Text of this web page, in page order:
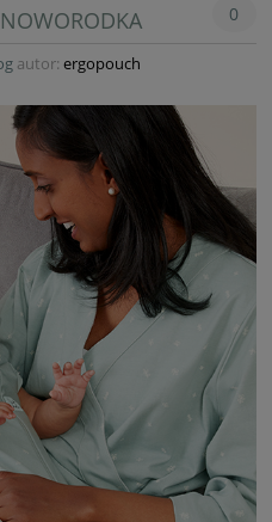
0
autor: ergopouch